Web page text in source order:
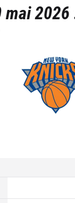
mai 2026